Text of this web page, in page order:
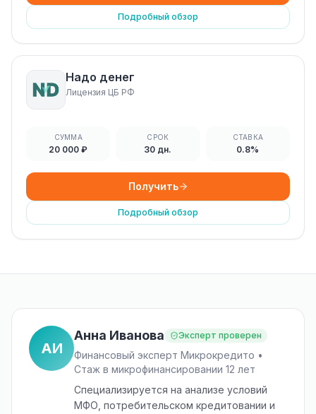
Подробный обзор
Надо денег
Лицензия ЦБ РФ
СУММА
20 000 ₽
СРОК
30 дн.
СТАВКА
0.8%
Получить
Подробный обзор
АИ
Анна Иванова Эксперт проверен
Финансовый эксперт Микрокредито •
Стаж в микрофинансировании 12 лет
Специализируется на анализе условий
МФО, потребительском кредитовании и